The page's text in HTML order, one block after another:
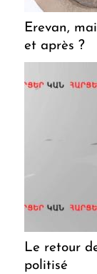
Erevan,
et après ?
Le retour
politisé